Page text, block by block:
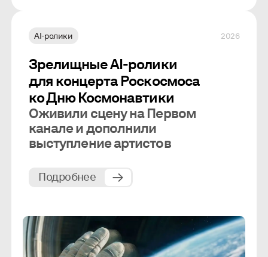
AI-ролики 2026
Зрелищные AI-ролики
для концерта Роскосмоса
ко Дню Космонавтики
Оживили сцену на Первом
канале и дополнили
выступление артистов
Подробнее